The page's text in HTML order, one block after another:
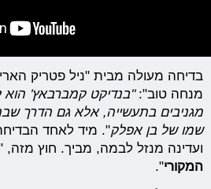
בדיחה מעולה מבית "ניל פטריק
מנחה טוב":"בנדיקט קמברבאץ'
מגניבים בתעשייה, אלאגם הדרך
שמו של בן אפלק". מיד לאחד
ועדינה מנזל לבמה, מביך. חוץ
המקורי".